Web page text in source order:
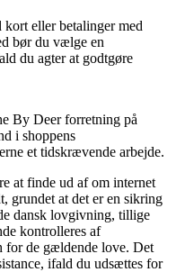
eller betalinger med
bør du vælge en
du agter at godtgøre
By Deer forretning på
i shoppens
et tidskrævende arbejde.
at finde ud af om internet
grundet at det er en sikring
dansk lovgivning, tillige
kontrolleres af
for de gældende love. Det
ifald du udsættes for